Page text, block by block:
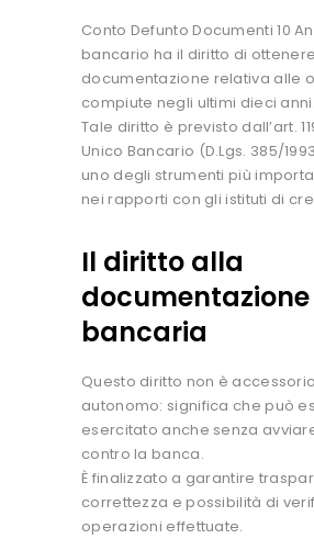
Conto Defunto Documenti 10
bancario ha il diritto di
documentazione relativa alle
compiute negli ultimi dieci anni.
Tale diritto è previsto dall’art.
Unico Bancario (D.Lgs. 385/
uno degli strumenti più
nei rapporti con gli istituti di
Il diritto alla
documentazione
bancaria
Questo diritto non è
autonomo: significa che può
esercitato anche senza
contro la banca.
È finalizzato a garantire
correttezza e possibilità di
operazioni effettuate.